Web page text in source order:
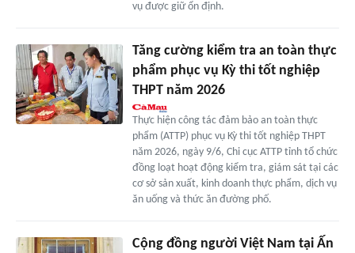
vụ được giữ ổn định.
Tăng cường kiểm tra an toàn thực
phẩm phục vụ Kỳ thi tốt nghiệp
THPT năm 2026
Thực hiện công tác đảm bảo an toàn thực
phẩm (ATTP) phục vụ Kỳ thi tốt nghiệp THPT
năm 2026, ngày 9/6, Chi cục ATTP tỉnh tổ chức
đồng loạt hoạt động kiểm tra, giám sát tại các
cơ sở sản xuất, kinh doanh thực phẩm, dịch vụ
ăn uống và thức ăn đường phố.
Cộng đồng người Việt Nam tại Ấn